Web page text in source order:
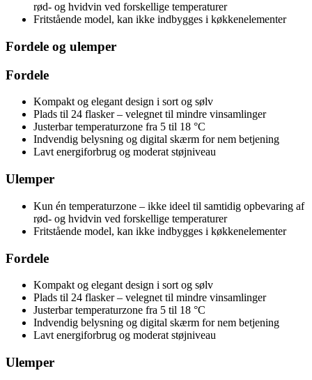
rød- og hvidvin ved forskellige temperaturer
Fritstående model, kan ikke indbygges i køkkenelementer
Fordele og ulemper
Fordele
Kompakt og elegant design i sort og sølv
Plads til 24 flasker – velegnet til mindre vinsamlinger
Justerbar temperaturzone fra 5 til 18 °C
Indvendig belysning og digital skærm for nem betjening
Lavt energiforbrug og moderat støjniveau
Ulemper
Kun én temperaturzone – ikke ideel til samtidig opbevaring af
rød- og hvidvin ved forskellige temperaturer
Fritstående model, kan ikke indbygges i køkkenelementer
Fordele
Kompakt og elegant design i sort og sølv
Plads til 24 flasker – velegnet til mindre vinsamlinger
Justerbar temperaturzone fra 5 til 18 °C
Indvendig belysning og digital skærm for nem betjening
Lavt energiforbrug og moderat støjniveau
Ulemper